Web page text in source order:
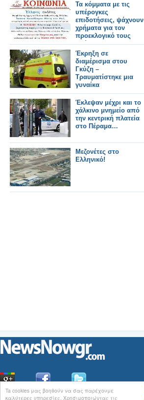
Ta cookies μας βοηθούν να σας παρέχουμε
καλύτερες υπηρεσίες. Χρησιμοποιώντας τις
Τα κόμματα με τις
υπέρογκες
επιδοτήσεις, ψάχνουν
χρήματα για τον
προεκλογικό τους
αγώνα!!
Έκρηξη σε
διαμέρισμα στου
Γκύζη –
Τραυματίστηκε μια
γυναίκα
Έκλεψαν μέχρι και το
χάλκινο μνημείο από
την κεντρική πλατεία
στο Πέραμα…
Μεζονέτες στο
Ελληνικό!